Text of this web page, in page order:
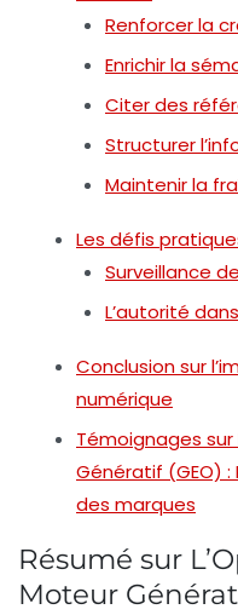
Renforcer la
Enrichir la
Citer des
Structurer
Maintenir la
Les défis
Surveillance
L’autorité
Conclusion sur
numérique
Témoignages
Génératif (GEO) :
des marques
Résumé sur
Moteur